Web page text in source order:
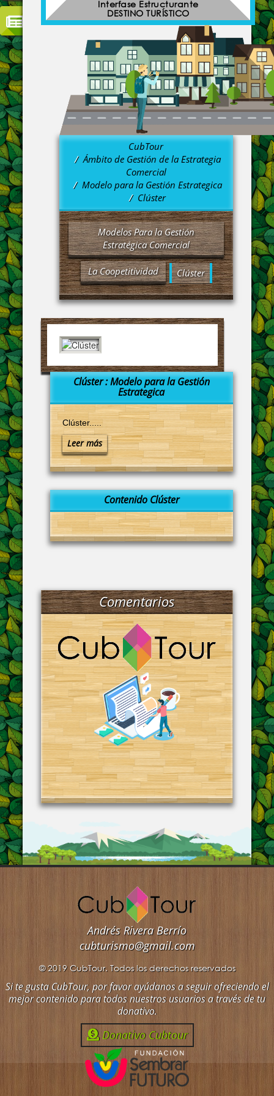
Interfase Estructurante
DESTINO TURÍSTICO
CubTour
Ámbito de Gestión de la Estrategia
Comercial
Modelo para la Gestión Estrategica
Clúster
Modelos Para la Gestión
Estratégica Comercial
La Coopetitividad Clúster
Clúster : Modelo para la Gestión
Estrategica
Clúster.....
Leer más
Contenido Clúster
Comentarios
Andrés Rivera Berrío
cubturismo@gmail.com
© 2019 CubTour. Todos los derechos reservados
Si te gusta CubTour, por favor ayúdanos a seguir ofreciendo el
mejor contenido para todos nuestros usuarios a través de tu
donativo.
Donativo Cubtour